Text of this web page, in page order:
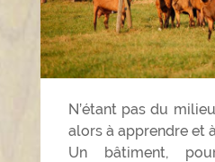
N’étant pas du
alors à apprendre et
Un bâtiment,